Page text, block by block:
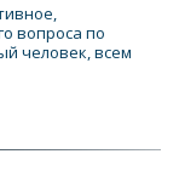
вопроса по
человек, всем